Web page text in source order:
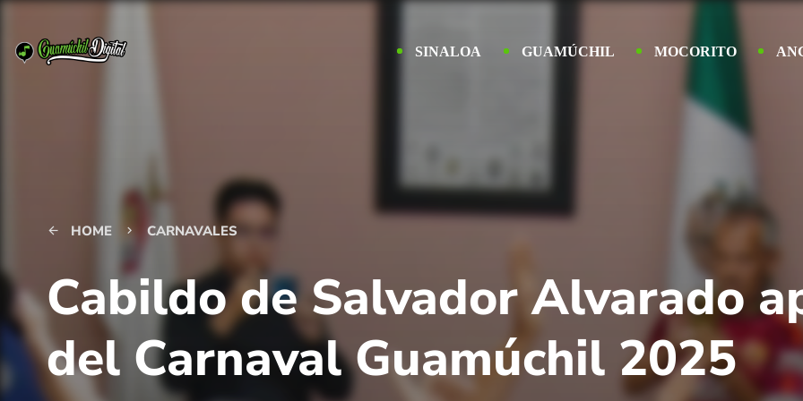
SINALOA GUAMÚCHIL MOCORITO
arrow_back HOME keyboard_arrow_right CARNAVALES
Cabildo de Salvador Alvarado
del Carnaval Guamúchil 2025